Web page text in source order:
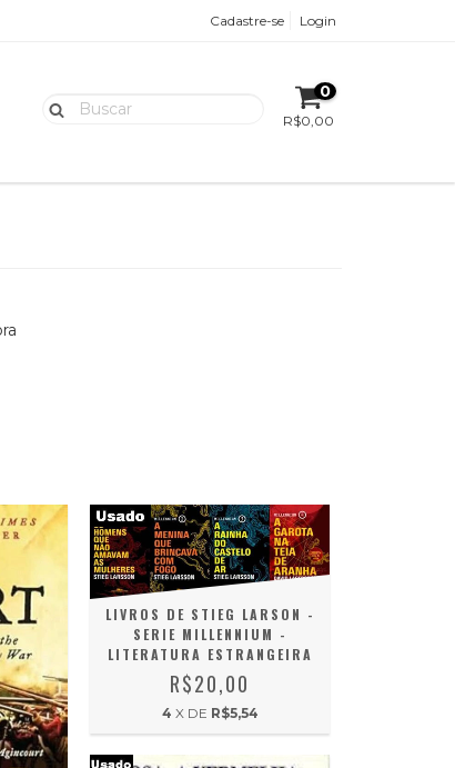
Cadastre-se Login
0
R$0,00
LIVROS DE STIEG LARSON -
SERIE MILLENNIUM -
LITERATURA ESTRANGEIRA
R$20,00
4 X DE R$5,54